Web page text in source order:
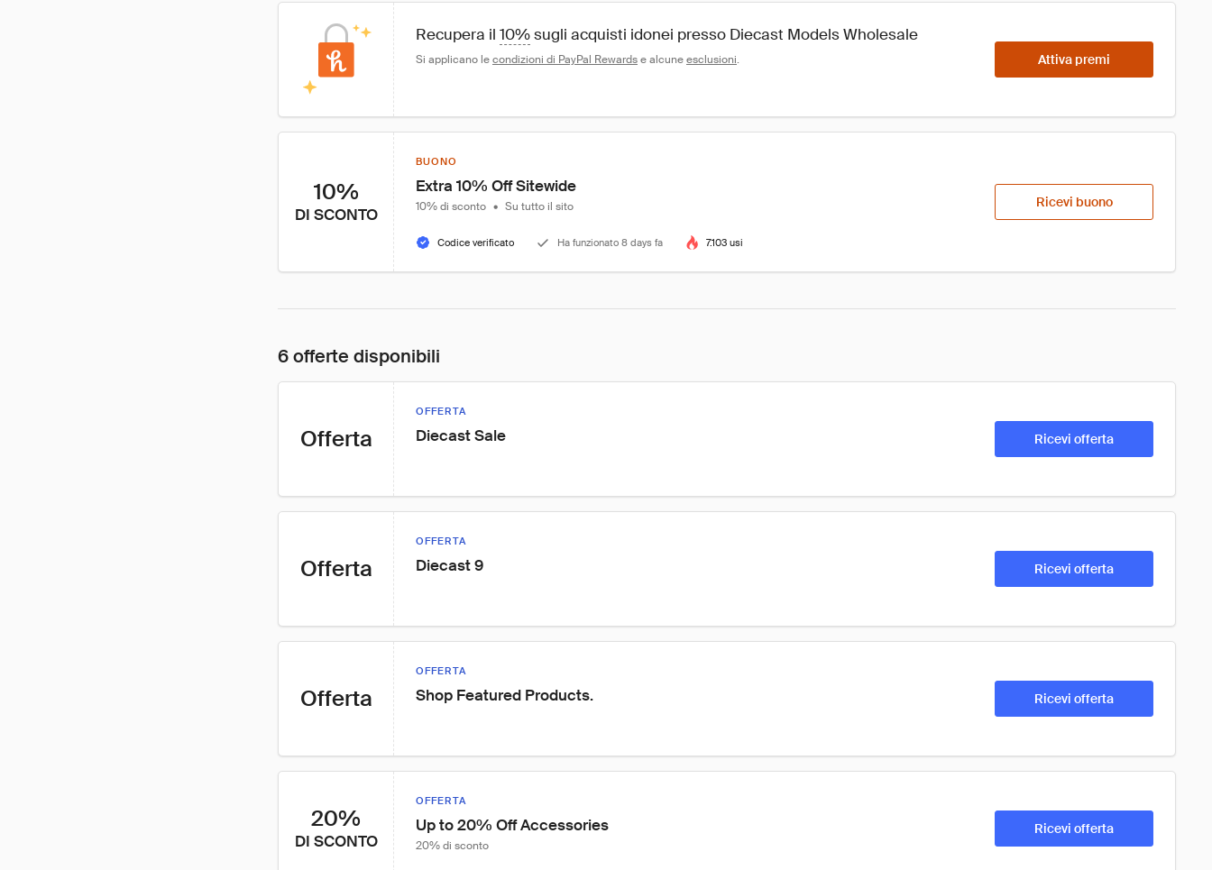
Recupera il 10% sugli acquisti idonei presso Diecast Models Wholesale
Si applicano le condizioni di PayPal Rewards e alcune esclusioni. Attiva premi
10%
DI SCONTO
BUONO
Extra 10% Off Sitewide
10% di sconto • Su tutto il sito
Codice verificato Ha funzionato 8 days fa 7.103 usi
Ricevi buono
6 offerte disponibili
Offerta
OFFERTA
Diecast Sale Ricevi offerta
Offerta
OFFERTA
Diecast 9 Ricevi offerta
Offerta
OFFERTA
Shop Featured Products. Ricevi offerta
20%
DI SCONTO
OFFERTA
Up to 20% Off Accessories
20% di sconto
Ricevi offerta